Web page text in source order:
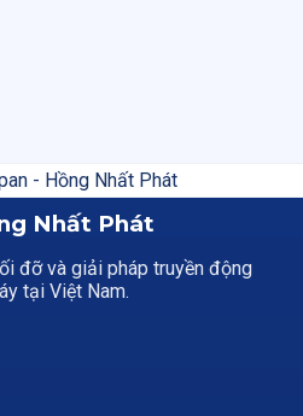
Nhất Phát
đỡ và giải pháp truyền động
tại Việt Nam.